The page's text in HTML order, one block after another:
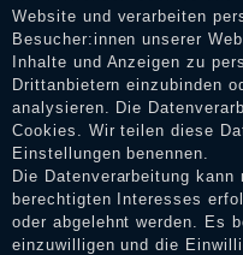
Impressum
Daten­schutz­erklärung
AGB
Website und verarbeiten
Besucher:innen unserer
Inhalte und Anzeigen zu
Drittanbietern einzubinden
analysieren. Die
Cookies. Wir teilen diese
Einstellungen benennen.
Die Datenverarbeitung
berechtigten Interesses
oder abgelehnt werden. Es
einzuwilligen und die